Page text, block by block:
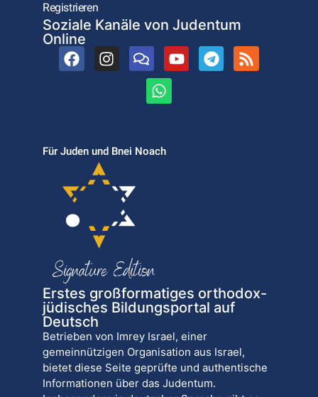
Registrieren
Soziale Kanäle von Judentum
Online
Für Juden und Bnei Noach
Erstes großformatiges orthodox-
jüdisches Bildungsportal auf
Deutsch
Betrieben von Imrey Israel, einer
gemeinnützigen Organisation aus Israel,
bietet diese Seite geprüfte und authentische
Informationen über das Judentum.